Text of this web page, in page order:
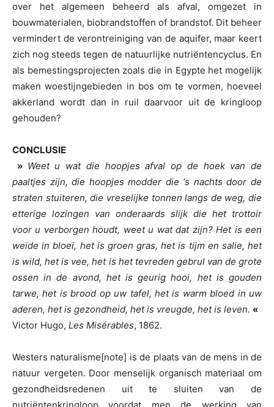
over het algemeen beheerd als afval, omgezet in
bouwmaterialen, biobrandstoffen of brandstof. Dit beheer
vermindert de verontreiniging van de aquifer, maar keert
zich nog steeds tegen de natuurlijke nutriëntencyclus. En
als bemestingsprojecten zoals die in Egypte het mogelijk
maken woestijngebieden in bos om te vormen, hoeveel
akkerland wordt dan in ruil daarvoor uit de kringloop
gehouden?
CONCLUSIE
» Weet u wat die hoopjes afval op de hoek van de
paaltjes zijn, die hoopjes modder die ‘s nachts door de
straten stuiteren, die vreselijke tonnen langs de weg, die
etterige lozingen van onderaards slijk die het trottoir
voor u verborgen houdt, weet u wat dat zijn? Het is een
weide in bloei, het is groen gras, het is tijm en salie, het
is wild, het is vee, het is het tevreden gebrul van de grote
ossen in de avond, het is geurig hooi, het is gouden
tarwe, het is brood op uw tafel, het is warm bloed in uw
aderen, het is gezondheid, het is vreugde, het is leven. «
Victor Hugo, Les Misérables, 1862.
Westers naturalisme[note] is de plaats van de mens in de
natuur vergeten. Door menselijk organisch materiaal om
gezondheidsredenen uit te sluiten van de